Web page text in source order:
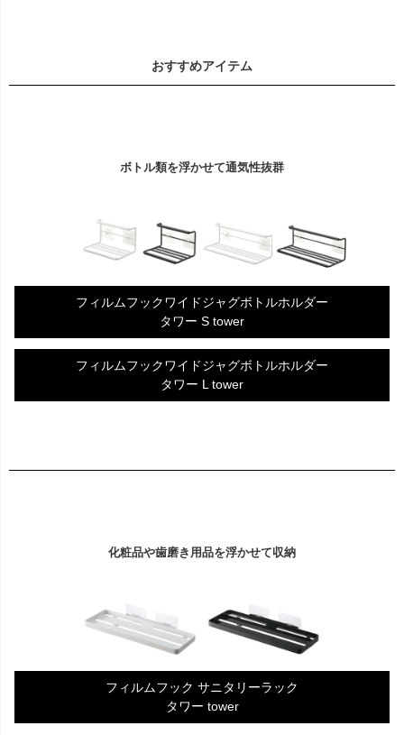
おすすめアイテム
ボトル類を浮かせて通気性抜群
フィルムフックワイドジャグボトルホルダー
タワー S tower
フィルムフックワイドジャグボトルホルダー
タワー L tower
化粧品や歯磨き用品を浮かせて収納
フィルムフック サニタリーラック
タワー tower